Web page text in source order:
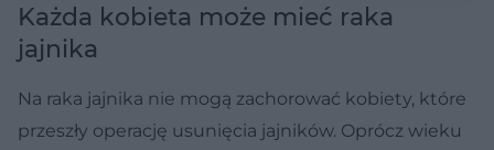
Każda kobieta może mieć raka
jajnika
Na raka jajnika nie mogą zachorować kobiety, które
przeszły operację usunięcia jajników. Oprócz wieku